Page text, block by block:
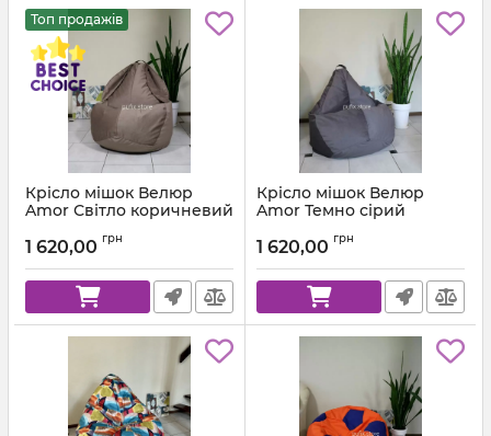
Топ продажів
Крісло мішок Велюр
Amor Світло коричневий
1 620,00 грн
Крісло мішок Велюр
Amor Темно сірий
1 620,00 грн